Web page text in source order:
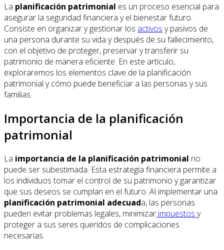
La planificación patrimonial es un proceso esencial para
asegurar la seguridad financiera y el bienestar futuro.
Consiste en organizar y gestionar los activos y pasivos de
una persona durante su vida y después de su fallecimiento,
con el objetivo de proteger, preservar y transferir su
patrimonio de manera eficiente. En este artículo,
exploraremos los elementos clave de la planificación
patrimonial y cómo puede beneficiar a las personas y sus
familias.
Importancia de la planificación
patrimonial
La importancia de la planificación patrimonial no
puede ser subestimada. Esta estrategia financiera permite a
los individuos tomar el control de su patrimonio y garantizar
que sus deseos se cumplan en el futuro. Al implementar una
planificación patrimonial adecuada, las personas
pueden evitar problemas legales, minimizar impuestos y
proteger a sus seres queridos de complicaciones
necesarias.